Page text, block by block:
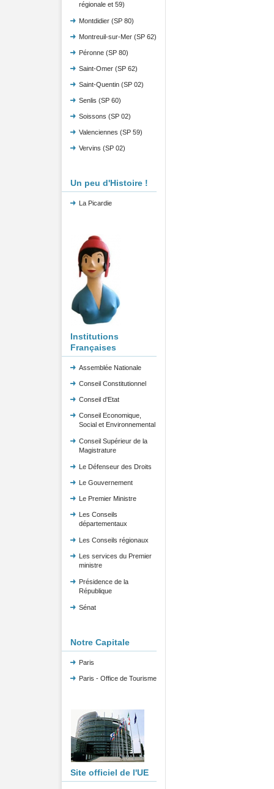
régionale et 59)
Montdidier (SP 80)
Montreuil-sur-Mer (SP 62)
Péronne (SP 80)
Saint-Omer (SP 62)
Saint-Quentin (SP 02)
Senlis (SP 60)
Soissons (SP 02)
Valenciennes (SP 59)
Vervins (SP 02)
Un peu d'Histoire !
La Picardie
Institutions
Françaises
Assemblée Nationale
Conseil Constitutionnel
Conseil d'Etat
Conseil Economique,
Social et Environnemental
Conseil Supérieur de la
Magistrature
Le Défenseur des Droits
Le Gouvernement
Le Premier Ministre
Les Conseils
départementaux
Les Conseils régionaux
Les services du Premier
ministre
Présidence de la
République
Sénat
Notre Capitale
Paris
Paris - Office de Tourisme
Site officiel de l'UE